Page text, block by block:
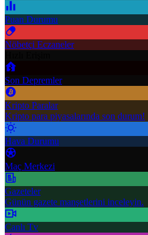
Puan Durumu
Nöbetçi Eczaneler
Son Depremler
Kripto Paralar
Kripto para piyasalarında son durum!
Hava Durumu
Maç Merkezi
Gazeteler
Günün gazete manşetlerini inceleyin.
Canlı Tv